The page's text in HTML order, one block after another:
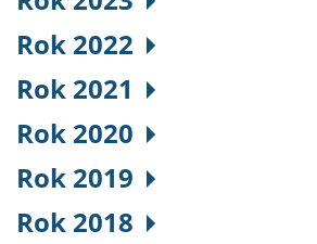
Rok 2022
Rok 2021
Rok 2020
Rok 2019
Rok 2018